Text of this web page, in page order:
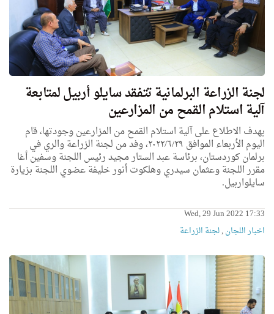
لجنة الزراعة البرلمانية تتفقد سايلو أربيل لمتابعة
آلية استلام القمح من المزارعين
بهدف الاطلاع على آلية استلام القمح من المزارعين وجودتها، قام
اليوم الأربعاء الموافق ٢٠٢٢/٦/٢٩، وفد من لجنة الزراعة والري في
برلمان كوردستان، برئاسة عبد الستار مجيد رئيس اللجنة وسفين أغا
مقرر اللجنة وعثمان سيدري وهلكوت أنور خليفة عضوي اللجنة بزيارة
سايلواربيل.
Wed, 29 Jun 2022 17:33
اخبار اللجان,لجنة الزراعة